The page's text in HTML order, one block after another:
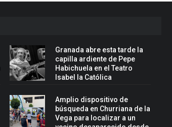
Granada abre esta tarde la
capilla ardiente de Pepe
Habichuela en el Teatro
Isabel la Católica
Amplio dispositivo de
búsqueda en Churriana de la
Vega para localizar a un